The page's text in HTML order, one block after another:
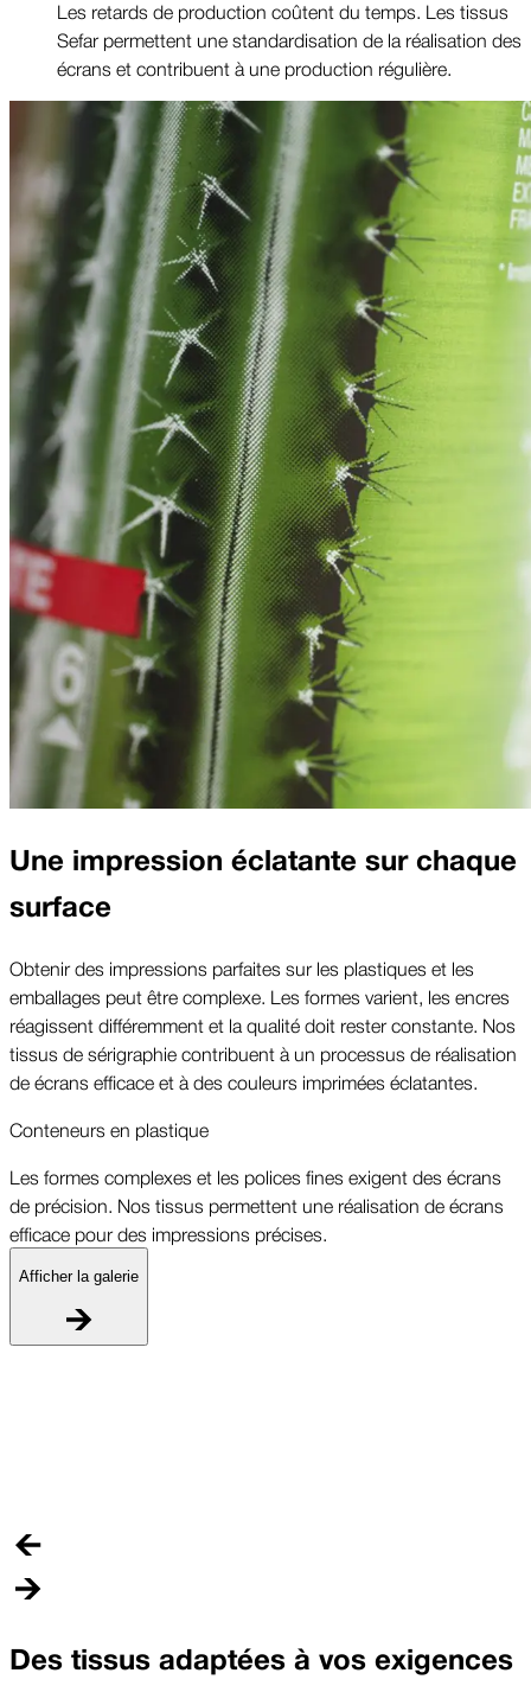
Les retards de production coûtent du temps. Les tissus
Sefar permettent une standardisation de la réalisation des
écrans et contribuent à une production régulière.
Une impression éclatante sur chaque
surface
Obtenir des impressions parfaites sur les plastiques et les
emballages peut être complexe. Les formes varient, les encres
réagissent différemment et la qualité doit rester constante. Nos
tissus de sérigraphie contribuent à un processus de réalisation
de écrans efficace et à des couleurs imprimées éclatantes.
Conteneurs en plastique
Les formes complexes et les polices fines exigent des écrans
de précision. Nos tissus permettent une réalisation de écrans
efficace pour des impressions précises.
Afficher la galerie
Des tissus adaptées à vos exigences